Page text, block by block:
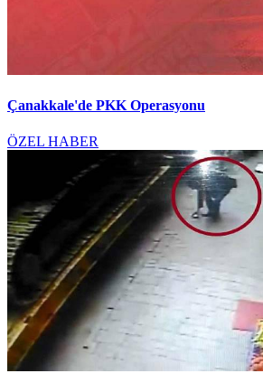
Çanakkale'de PKK Operasyonu
ÖZEL HABER